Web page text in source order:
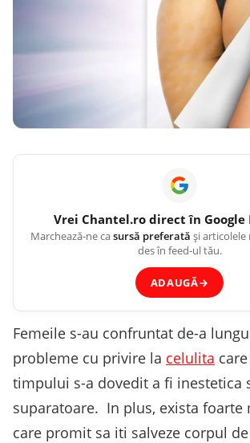
Vrei Chantel.rodirect în Google
Marchează-ne casursă preferată și articolele
des în feed-ul tău.
ADAUGĂ→
Femeile s-au confruntat de-a
probleme cu privire la celulita
timpului s-a dovedit a fi inestetica
suparatoare. In plus, exista foarte
care promit sa iti salveze corpul